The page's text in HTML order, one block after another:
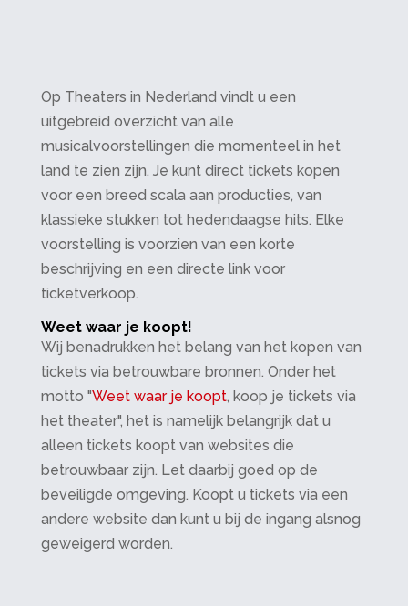
Op Theaters in Nederland vindt u een
uitgebreid overzicht van alle
musicalvoorstellingen die momenteel in het
land te zien zijn. Je kunt direct tickets kopen
voor een breed scala aan producties, van
klassieke stukken tot hedendaagse hits. Elke
voorstelling is voorzien van een korte
beschrijving en een directe link voor
ticketverkoop.
Weet waar je koopt!
Wij benadrukken het belang van het kopen van
tickets via betrouwbare bronnen. Onder het
motto "Weet waar je koopt, koop je tickets via
het theater", het is namelijk belangrijk dat u
alleen tickets koopt van websites die
betrouwbaar zijn. Let daarbij goed op de
beveiligde omgeving. Koopt u tickets via een
andere website dan kunt u bij de ingang alsnog
geweigerd worden.